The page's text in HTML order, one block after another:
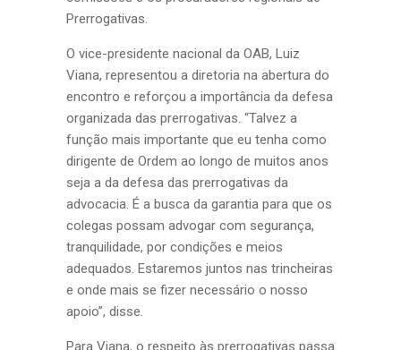
Prerrogativas.
O vice-presidente nacional da OAB, Luiz
Viana, representou a diretoria na abertura do
encontro e reforçou a importância da defesa
organizada das prerrogativas. “Talvez a
função mais importante que eu tenha como
dirigente de Ordem ao longo de muitos anos
seja a da defesa das prerrogativas da
advocacia. É a busca da garantia para que os
colegas possam advogar com segurança,
tranquilidade, por condições e meios
adequados. Estaremos juntos nas trincheiras
e onde mais se fizer necessário o nosso
apoio”, disse.
Para Viana, o respeito às prerrogativas passa